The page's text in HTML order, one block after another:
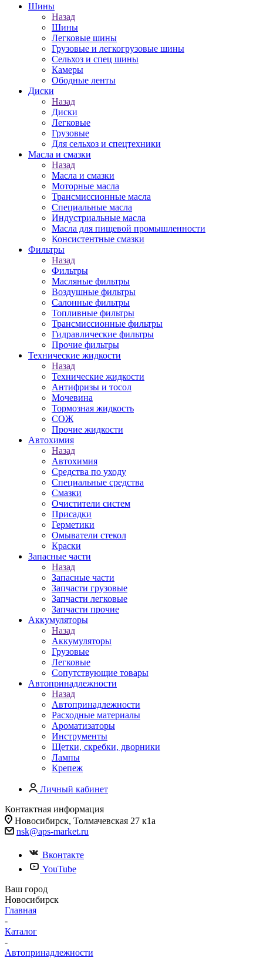
Шины
Назад
Шины
Легковые шины
Грузовые и легкогрузовые шины
Сельхоз и спец шины
Камеры
Ободные ленты
Диски
Назад
Диски
Легковые
Грузовые
Для сельхоз и спецтехники
Масла и смазки
Назад
Масла и смазки
Моторные масла
Трансмиссионные масла
Специальные масла
Индустриальные масла
Масла для пищевой промышленности
Консистентные смазки
Фильтры
Назад
Фильтры
Масляные фильтры
Воздушные фильтры
Салонные фильтры
Топливные фильтры
Трансмиссионные фильтры
Гидравлические фильтры
Прочие фильтры
Технические жидкости
Назад
Технические жидкости
Антифризы и тосол
Мочевина
Тормозная жидкость
СОЖ
Прочие жидкости
Автохимия
Назад
Автохимия
Средства по уходу
Специальные средства
Смазки
Очистители систем
Присадки
Герметики
Омыватели стекол
Краски
Запасные части
Назад
Запасные части
Запчасти грузовые
Запчасти легковые
Запчасти прочие
Аккумуляторы
Назад
Аккумуляторы
Грузовые
Легковые
Сопутствующие товары
Автопринадлежности
Назад
Автопринадлежности
Расходные материалы
Ароматизаторы
Инструменты
Щетки, скребки, дворники
Лампы
Крепеж
Личный кабинет
Контактная информация
Новосибирск, Толмачевская 27 к1а
nsk@aps-market.ru
Вконтакте
YouTube
Ваш город
Новосибирск
Главная
-
Каталог
-
Автопринадлежности